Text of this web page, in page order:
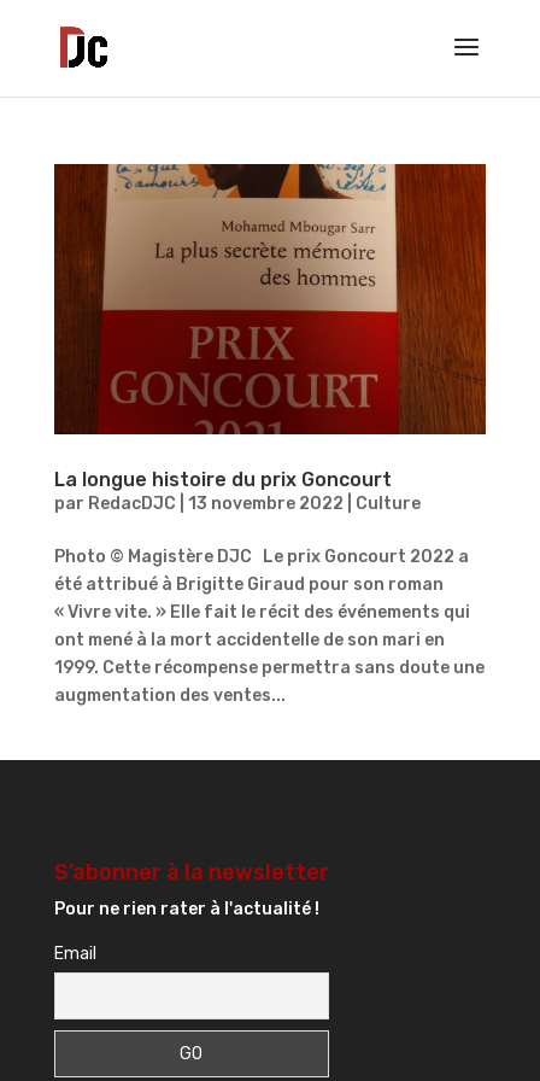
La longue histoire du prix Goncourt
par RedacDJC 13 novembre 2022 Culture
Photo © Magistère DJC Le prix Goncourt 2022 a
été attribué à Brigitte Giraud pour son roman
« Vivre vite. » Elle fait le récit des événements qui
ont mené à la mort accidentelle de son mari en
1999. Cette récompense permettra sans doute une
augmentation des ventes...
S’abonner à la newsletter
Pour ne rien rater à l'actualité !
Email